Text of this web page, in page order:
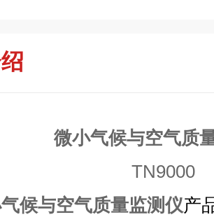
微小气候与空气质
TN9000
候与空气质量监测仪产